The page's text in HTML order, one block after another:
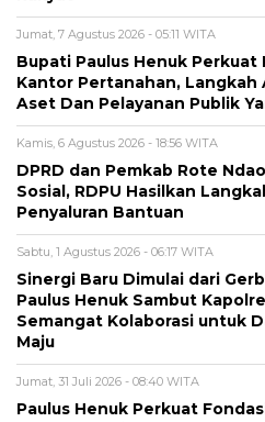
Jumat, 7 Agustus 2026 - 05:11 WITA
Bupati Paulus Henuk Perkuat
Kantor Pertanahan, Langkah
Aset Dan Pelayanan Publik
Kamis, 6 Agustus 2026 - 18:56 WITA
DPRD dan Pemkab Rote
Sosial, RDPU Hasilkan
Penyaluran Bantuan
Sabtu, 1 Agustus 2026 - 06:17 WITA
Sinergi Baru Dimulai dari
Paulus Henuk Sambut
Semangat Kolaborasi untuk
Maju
Jumat, 31 Juli 2026 - 08:40 WITA
Paulus Henuk Perkuat